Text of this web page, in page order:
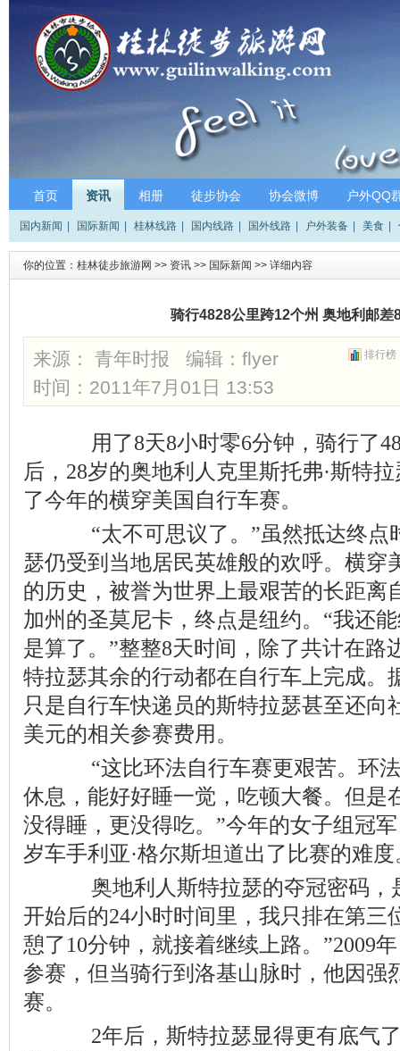
首页 资讯 相册 徒步协会 协会微博 户外QQ
国内新闻 国际新闻 桂林线路 国内线路 国外线路 户外装备 美食
你的位置： 桂林徒步旅游网 >> 资讯 >> 国际新闻 >> 详细内容
骑行4828公里跨12个州 奥地利邮差
排行榜
来源： 青年时报 编辑： flyer
时间：2011年7月01日 13:53
用了8天8小时零6分钟，骑行了
后，28岁的奥地利人克里斯托弗·斯特
了今年的横穿美国自行车赛。
“太不可思议了。”虽然抵达终点
瑟仍受到当地居民英雄般的欢呼。横穿
的历史，被誉为世界上最艰苦的长距离
加州的圣莫尼卡，终点是纽约。“我还
是算了。”整整8天时间，除了共计在路
特拉瑟其余的行动都在自行车上完成。
只是自行车快递员的斯特拉瑟甚至还向
美元的相关参赛费用。
“这比环法自行车赛更艰苦。环法
休息，能好好睡一觉，吃顿大餐。但是
没得睡，更没得吃。”今年的女子组冠
岁车手利亚·格尔斯坦道出了比赛的难度
奥地利人斯特拉瑟的夺冠密码，
开始后的24小时时间里，我只排在第三
憩了10分钟，就接着继续上路。”2009
参赛，但当骑行到洛基山脉时，他因强
赛。
2年后，斯特拉瑟显得更有底气了